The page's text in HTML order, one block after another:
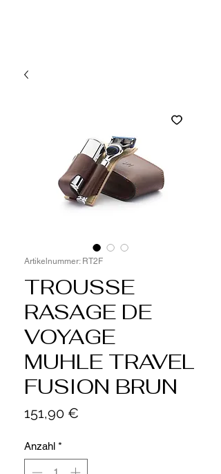
Artikelnummer: RT2F
TROUSSE
RASAGE DE
VOYAGE
MUHLE TRAVEL
FUSION BRUN
151,90 €
Anzahl *